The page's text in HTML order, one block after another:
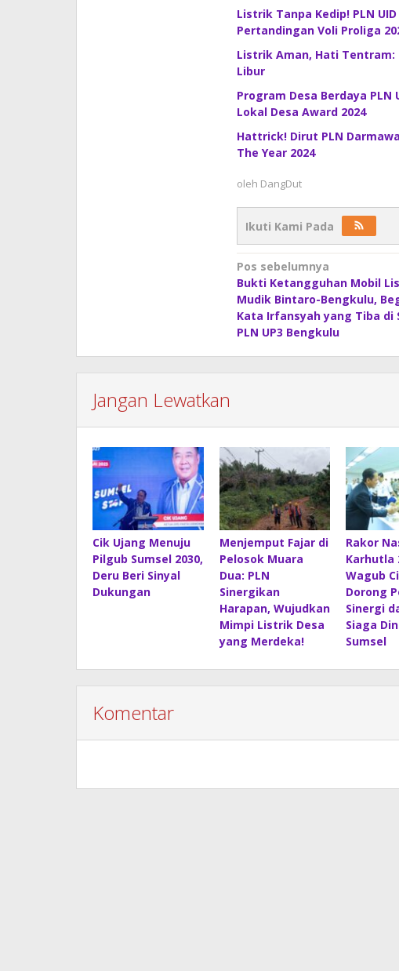
Listrik Tanpa Kedip! PLN
Pertandingan Voli Proliga
Listrik Aman, Hati Tentram:
Libur
Program Desa Berdaya PLN
Lokal Desa Award 2024
Hattrick! Dirut PLN
The Year 2024
oleh DangDut
Ikuti Kami Pada
Navigasi
pos
Pos sebelumnya
Bukti Ketangguhan Mobil
Mudik Bintaro-Bengkulu,
Kata Irfansyah yang Tiba di
PLN UP3 Bengkulu
Jangan Lewatkan
Cik Ujang Menuju
Pilgub Sumsel 2030,
Deru Beri Sinyal
Dukungan
Menjemput Fajar di
Pelosok Muara
Dua: PLN
Sinergikan
Harapan, Wujudkan
Mimpi Listrik Desa
yang Merdeka!
Rakor
Karhutla
Wagub
Dorong
Sinergi
Siaga
Sumsel
Komentar